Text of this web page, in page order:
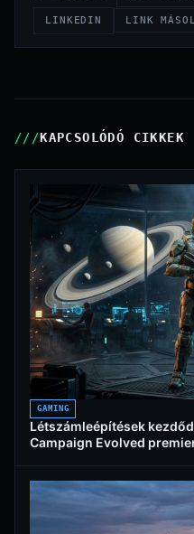
LINKEDIN LINK
KAPCSOLÓDÓ CIKKEK
GAMING
Létszámleépítések
Campaign Evolved